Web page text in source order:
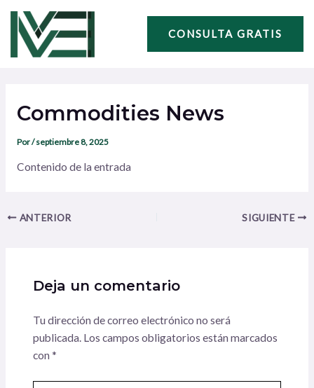
contenido
CONSULTA GRATIS
Commodities News
Por/septiembre 8, 2025
Contenido de la entrada
entradas
ANTERIOR SIGUIENTE
Deja un comentario
Tu dirección de correo electrónico no será
publicada. Los campos obligatorios están marcados
con *